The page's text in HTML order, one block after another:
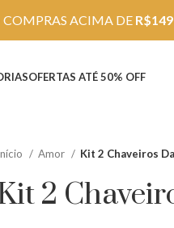
OFERTAS ATÉ 50% OFF
Amor Kit 2 Chaveiros
2
COMPRAS ACIMA DE R$149